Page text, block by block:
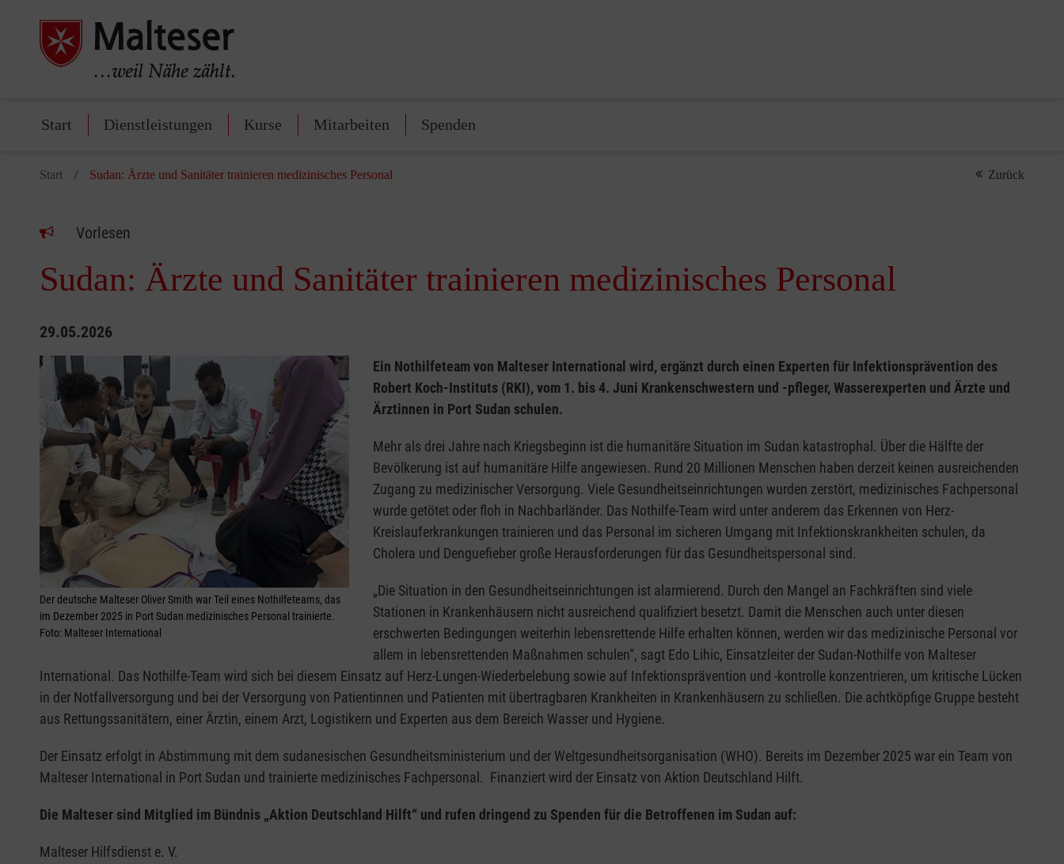
Start Dienstleistungen Kurse Mitarbeiten Spenden
Start Sudan: Ärzte und Sanitäter trainieren medizinisches Personal Zurück
Vorlesen
Sudan: Ärzte und Sanitäter trainieren medizinisches Personal
29.05.2026
Der deutsche Malteser Oliver Smith war Teil eines Nothilfeteams, das
im Dezember 2025 in Port Sudan medizinisches Personal trainierte.
Foto: Malteser International
Ein Nothilfeteam von Malteser International wird, ergänzt durch einen Experten für Infektionsprävention des
Robert Koch-Instituts (RKI), vom 1. bis 4. Juni Krankenschwestern und -pfleger, Wasserexperten und Ärzte und
Ärztinnen in Port Sudan schulen.
Mehr als drei Jahre nach Kriegsbeginn ist die humanitäre Situation im Sudan katastrophal. Über die Hälfte der
Bevölkerung ist auf humanitäre Hilfe angewiesen. Rund 20 Millionen Menschen haben derzeit keinen ausreichenden
Zugang zu medizinischer Versorgung. Viele Gesundheitseinrichtungen wurden zerstört, medizinisches Fachpersonal
wurde getötet oder floh in Nachbarländer. Das Nothilfe-Team wird unter anderem das Erkennen von Herz-
Kreislauferkrankungen trainieren und das Personal im sicheren Umgang mit Infektionskrankheiten schulen, da
Cholera und Denguefieber große Herausforderungen für das Gesundheitspersonal sind.
„Die Situation in den Gesundheitseinrichtungen ist alarmierend. Durch den Mangel an Fachkräften sind viele
Stationen in Krankenhäusern nicht ausreichend qualifiziert besetzt. Damit die Menschen auch unter diesen
erschwerten Bedingungen weiterhin lebensrettende Hilfe erhalten können, werden wir das medizinische Personal vor
allem in lebensrettenden Maßnahmen schulen“, sagt Edo Lihic, Einsatzleiter der Sudan-Nothilfe von Malteser
International. Das Nothilfe-Team wird sich bei diesem Einsatz auf Herz-Lungen-Wiederbelebung sowie auf Infektionsprävention und -kontrolle konzentrieren, um kritische Lücken
in der Notfallversorgung und bei der Versorgung von Patientinnen und Patienten mit übertragbaren Krankheiten in Krankenhäusern zu schließen. Die achtköpfige Gruppe besteht
aus Rettungssanitätern, einer Ärztin, einem Arzt, Logistikern und Experten aus dem Bereich Wasser und Hygiene.
Der Einsatz erfolgt in Abstimmung mit dem sudanesischen Gesundheitsministerium und der Weltgesundheitsorganisation (WHO). Bereits im Dezember 2025 war ein Team von
Malteser International in Port Sudan und trainierte medizinisches Fachpersonal. Finanziert wird der Einsatz von Aktion Deutschland Hilft.
Die Malteser sind Mitglied im Bündnis „Aktion Deutschland Hilft“ und rufen dringend zu Spenden für die Betroffenen im Sudan auf:
Malteser Hilfsdienst e. V.